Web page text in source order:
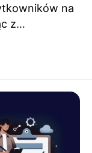
na
z
OIDC oraz
klucza